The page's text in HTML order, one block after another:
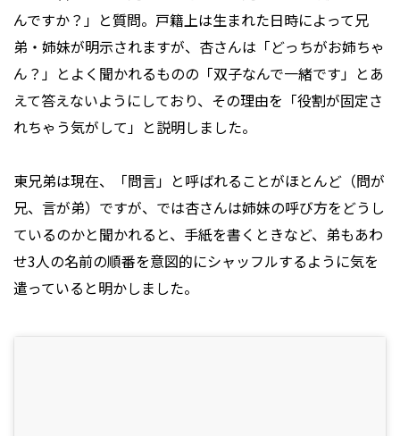
んですか？」と質問。戸籍上は生まれた日時によって兄
弟・姉妹が明示されますが、杏さんは「どっちがお姉ちゃ
ん？」とよく聞かれるものの「双子なんで一緒です」とあ
えて答えないようにしており、その理由を「役割が固定さ
れちゃう気がして」と説明しました。
東兄弟は現在、「問言」と呼ばれることがほとんど（問が
兄、言が弟）ですが、では杏さんは姉妹の呼び方をどうし
ているのかと聞かれると、手紙を書くときなど、弟もあわ
せ3人の名前の順番を意図的にシャッフルするように気を
遣っていると明かしました。